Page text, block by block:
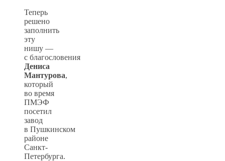
Теперь
решено
заполнить
эту
нишу —
с благословения
Дениса
Мантурова,
который
во время
ПМЭФ
посетил
завод
в Пушкинском
районе
Санкт-
Петербурга.